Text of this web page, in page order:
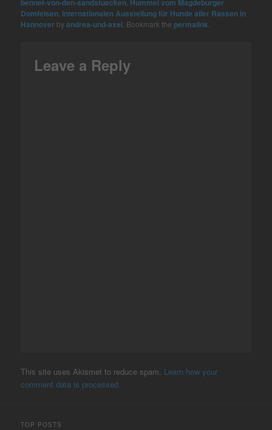
Domfelsen Internationalen Ausstellung für Hunde aller Rassen in
Hannover byandrea-und-axel . Bookmark the permalink
Leave a Reply
This site uses Akismet to reduce spam. Learn how your
comment data is processed.
TOP POSTS